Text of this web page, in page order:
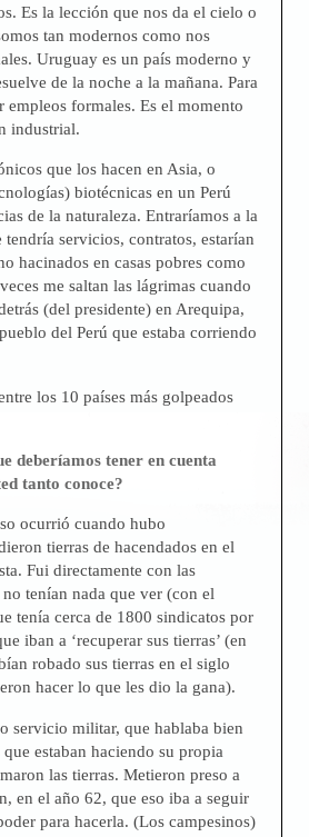
Es la lección que nos da el cielo o
tan modernos como nos
Uruguay es un país moderno y
de la noche a la mañana. Para
formales. Es el momento
industrial.
que los hacen en Asia, o
biotécnicas en un Perú
de la naturaleza. Entraríamos a la
servicios, contratos, estarían
hacinados en casas pobres como
me saltan las lágrimas cuando
(del presidente) en Arequipa,
del Perú que estaba corriendo
los 10 países más golpeados
deberíamos tener en cuenta
tanto conoce?
ocurrió cuando hubo
tierras de hacendados en el
Fui directamente con las
tenían nada que ver (con el
tenía cerca de 1800 sindicatos por
iban a ‘recuperar sus tierras’ (en
robado sus tierras en el siglo
hacer lo que les dio la gana).
servicio militar, que hablaba bien
estaban haciendo su propia
las tierras. Metieron preso a
en el año 62, que eso iba a seguir
para hacerla. (Los campesinos)